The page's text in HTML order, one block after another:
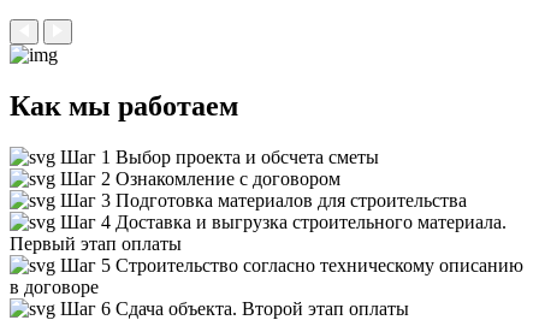
Как мы работаем
Шаг 1 Выбор проекта и обсчета сметы
Шаг 2 Ознакомление с договором
Шаг 3 Подготовка материалов для строительства
Шаг 4 Доставка и выгрузка строительного материала.
Первый этап оплаты
Шаг 5 Строительство согласно техническому описанию
в договоре
Шаг 6 Сдача объекта. Второй этап оплаты